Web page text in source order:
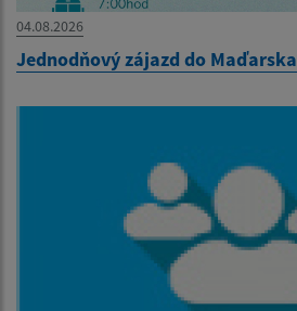
04.08.2026
Jednodňový zájazd do Maďarska